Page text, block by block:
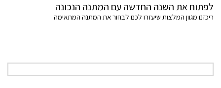
לפתוח את השנה החדשה עם המתנה הנכונה
ריכזנו מגוון המלצות שיעזרו לכם לבחור את המתנה המתאימה